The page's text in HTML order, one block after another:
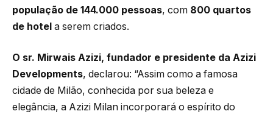
população de 144.000 pessoas, com 800 quartos
de hotel a serem criados.
O sr. Mirwais Azizi, fundador e presidente da Azizi
Developments, declarou: “Assim como a famosa
cidade de Milão, conhecida por sua beleza e
elegância, a Azizi Milan incorporará o espírito do